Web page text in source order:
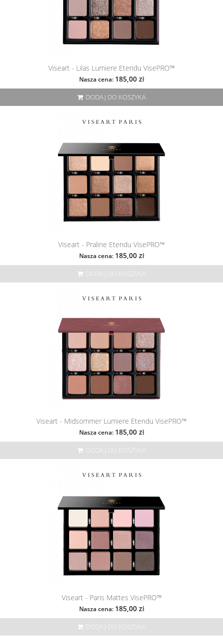
Viseart - Lilas Lumiere Etendu VisePRO™
Nasza cena: 185,00 zł
DODAJ DO KOSZYKA
Viseart - Praline Etendu VisePRO™
Nasza cena: 185,00 zł
DODAJ DO KOSZYKA
Viseart - Midsommer Lumiere Etendu VisePRO™
Nasza cena: 185,00 zł
DODAJ DO KOSZYKA
Viseart - Paris Mattes VisePRO™
Nasza cena: 185,00 zł
DODAJ DO KOSZYKA